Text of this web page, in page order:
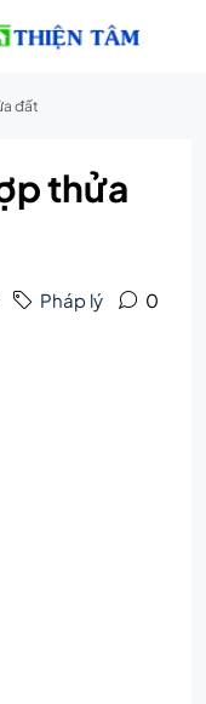
đất
thửa
Pháp lý 0